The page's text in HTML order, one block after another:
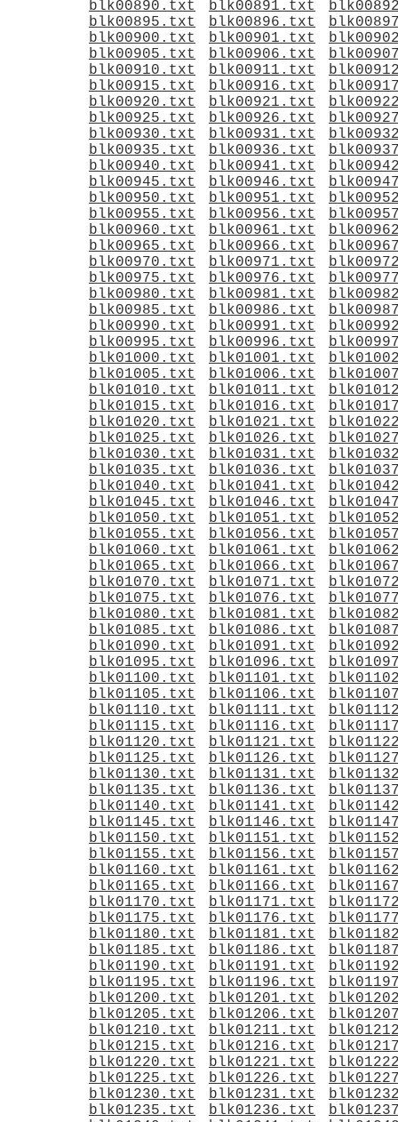
blk00890.txt blk00891.txt
blk00895.txt
blk00896.txt
blk00900.txt
blk00901.txt
blk00905.txt
blk00906.txt
blk00910.txt
blk00911.txt
blk00915.txt
blk00916.txt
blk00920.txt
blk00921.txt
blk00925.txt
blk00926.txt
blk00930.txt
blk00931.txt
blk00935.txt
blk00936.txt
blk00940.txt
blk00941.txt
blk00945.txt
blk00946.txt
blk00950.txt
blk00951.txt
blk00955.txt
blk00956.txt
blk00960.txt
blk00961.txt
blk00965.txt
blk00966.txt
blk00970.txt
blk00971.txt
blk00975.txt
blk00976.txt
blk00980.txt
blk00981.txt
blk00985.txt
blk00986.txt
blk00990.txt
blk00991.txt
blk00995.txt
blk00996.txt
blk01000.txt
blk01001.txt
blk01005.txt
blk01006.txt
blk01010.txt
blk01011.txt
blk01015.txt
blk01016.txt
blk01020.txt
blk01021.txt
blk01025.txt
blk01026.txt
blk01030.txt
blk01031.txt
blk01035.txt
blk01036.txt
blk01040.txt
blk01041.txt
blk01045.txt
blk01046.txt
blk01050.txt
blk01051.txt
blk01055.txt
blk01056.txt
blk01060.txt
blk01061.txt
blk01065.txt
blk01066.txt
blk01070.txt
blk01071.txt
blk01075.txt
blk01076.txt
blk01080.txt
blk01081.txt
blk01085.txt
blk01086.txt
blk01090.txt
blk01091.txt
blk01095.txt
blk01096.txt
blk01100.txt
blk01101.txt
blk01105.txt
blk01106.txt
blk01110.txt
blk01111.txt
blk01115.txt
blk01116.txt
blk01120.txt
blk01121.txt
blk01125.txt
blk01126.txt
blk01130.txt
blk01131.txt
blk01135.txt
blk01136.txt
blk01140.txt
blk01141.txt
blk01145.txt
blk01146.txt
blk01150.txt
blk01151.txt
blk01155.txt
blk01156.txt
blk01160.txt
blk01161.txt
blk01165.txt
blk01166.txt
blk01170.txt
blk01171.txt
blk01175.txt
blk01176.txt
blk01180.txt
blk01181.txt
blk01185.txt
blk01186.txt
blk01190.txt
blk01191.txt
blk01195.txt
blk01196.txt
blk01200.txt
blk01201.txt
blk01205.txt
blk01206.txt
blk01210.txt
blk01211.txt
blk01215.txt
blk01216.txt
blk01220.txt
blk01221.txt
blk01225.txt
blk01226.txt
blk01230.txt
blk01231.txt
blk01235.txt
blk01236.txt